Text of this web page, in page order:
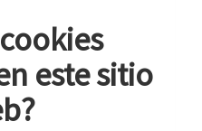
este sitio